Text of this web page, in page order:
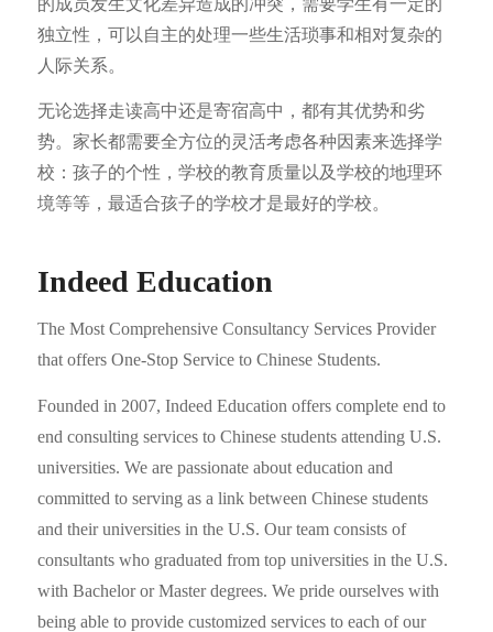
独立性，可以自主的处理一些生活琐事和相对复杂的
人际关系。
无论选择走读高中还是寄宿高中，都有其优势和劣
势。家长都需要全方位的灵活考虑各种因素来选择学
校：孩子的个性，学校的教育质量以及学校的地理环
境等等，最适合孩子的学校才是最好的学校。
Indeed Education
The Most Comprehensive Consultancy Services Provider
that offers One-Stop Service to Chinese Students.
Founded in 2007, Indeed Education offers complete end to
end consulting services to Chinese students attending U.S.
universities. We are passionate about education and
committed to serving as a link between Chinese students
and their universities in the U.S. Our team consists of
consultants who graduated from top universities in the U.S.
with Bachelor or Master degrees. We pride ourselves with
being able to provide customized services to each of our